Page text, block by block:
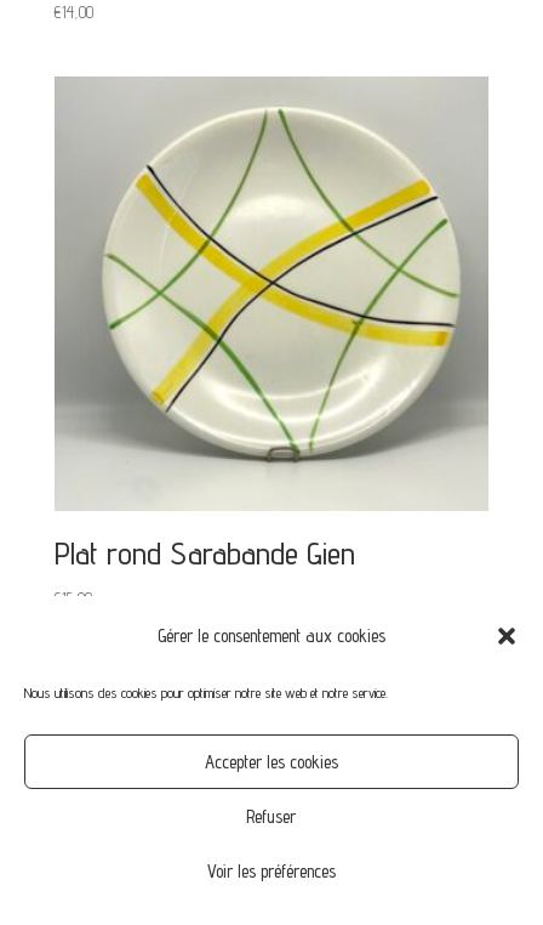
Gérer le consentement aux cookies
Nous utilisons des cookies pour optimiser notre site web et notre service.
Accepter les cookies
Refuser
Voir les préférences
€14,00
Plat rond Sarabande Gien
€15,00
Mot de passe perdu